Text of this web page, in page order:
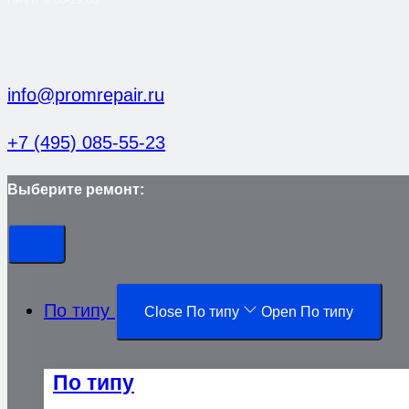
info@promrepair.ru
+7 (495) 085-55-23
Выберите ремонт:
По типу Close По типу Open По типу
По типу